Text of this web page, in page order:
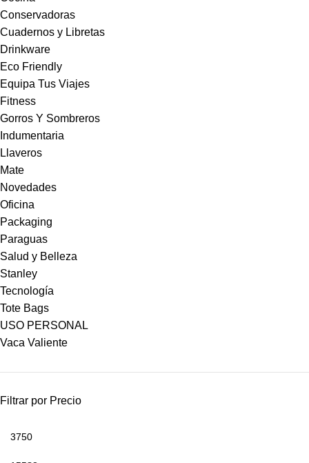
Conservadoras
Cuadernos y Libretas
Drinkware
Eco Friendly
Equipa Tus Viajes
Fitness
Gorros Y Sombreros
Indumentaria
Llaveros
Mate
Novedades
Oficina
Packaging
Paraguas
Salud y Belleza
Stanley
Tecnología
Tote Bags
USO PERSONAL
Vaca Valiente
Filtrar por Precio